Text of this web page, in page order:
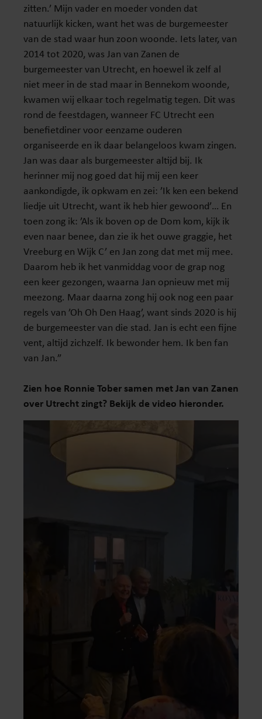
zitten.’ Mijn vader en moeder vonden dat
natuurlijk kicken, want het was de burgemeester
van de stad waar hun zoon woonde. Iets later, van
2014 tot 2020, was Jan van Zanen de
burgemeester van Utrecht, en hoewel ik zelf al
niet meer in de stad maar in Bennekom woonde,
kwamen wij elkaar toch regelmatig tegen. Dit was
rond de feestdagen, wanneer FC Utrecht een
benefietdiner voor eenzame ouderen
organiseerde en ik daar belangeloos kwam zingen.
Jan was daar als burgemeester altijd bij. Ik
herinner mij nog goed dat hij mij een keer
aankondigde, ik opkwam en zei: ’Ik ken een bekend
liedje uit Utrecht, want ik heb hier gewoond’… En
toen zong ik: ’Als ik boven op de Dom kom, kijk ik
even naar benee, dan zie ik het ouwe graggie, het
Vreeburg en Wijk C’ en Jan zong dat met mij mee.
Daarom heb ik het vanmiddag voor de grap nog
een keer gezongen, waarna Jan opnieuw met mij
meezong. Maar daarna zong hij ook nog een paar
regels van ’Oh Oh Den Haag’, want sinds 2020 is hij
de burgemeester van die stad. Jan is echt een fijne
vent, altijd zichzelf. Ik bewonder hem. Ik ben fan
van Jan.”
Zien hoe Ronnie Tober samen met Jan van Zanen
over Utrecht zingt? Bekijk de video hieronder.